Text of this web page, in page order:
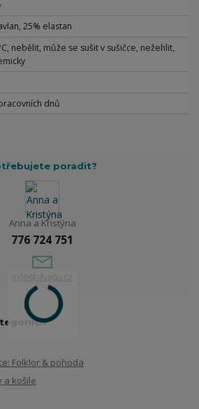
25% elastan
nebělit, může se sušit v sušičce, nežehlit,
dnů
poradit?
Anna a Kristýna
776 724 751
Folklor & pohoda
a košile